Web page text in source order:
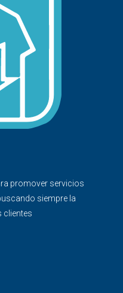
promover servicios
siempre la
clientes